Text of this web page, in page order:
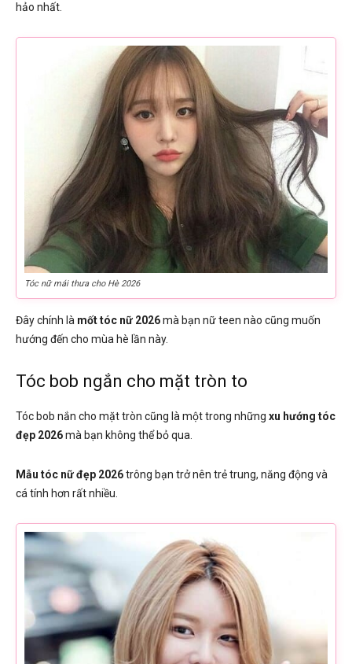
hảo nhất.
Tóc nữ mái thưa cho Hè 2026
Đây chính là mốt tóc nữ 2026mà bạn nữ teen nào cũng muốn
hướng đến cho mùa hè lần này.
Tóc bob ngắn cho mặt tròn to
Tóc bob nắn cho mặt tròn cũng là một trong những xu hướng tóc
đẹp 2026mà bạn không thể bỏ qua.
Mẫu tóc nữ đẹp 2026trông bạn trở nên trẻ trung, năng động và
cá tính hơn rất nhiều.